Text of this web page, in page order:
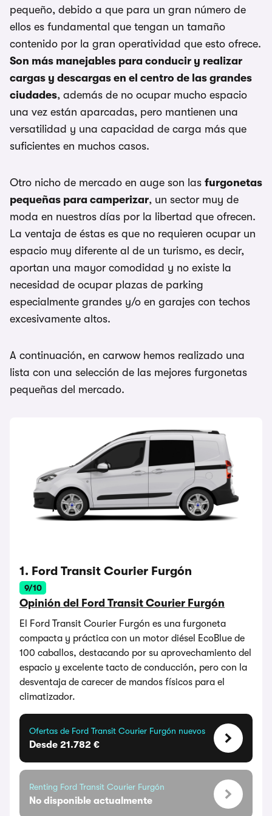
pequeño, debido a que para un gran número de
ellos es fundamental que tengan un tamaño
contenido por la gran operatividad que esto ofrece.
Son más manejables para conducir y realizar
cargas y descargas en el centro de las grandes
ciudades, además de no ocupar mucho espacio
una vez están aparcadas, pero mantienen una
versatilidad y una capacidad de carga más que
suficientes en muchos casos.
Otro nicho de mercado en auge son las furgonetas
pequeñas para camperizar, un sector muy de
moda en nuestros días por la libertad que ofrecen.
La ventaja de éstas es que no requieren ocupar un
espacio muy diferente al de un turismo, es decir,
aportan una mayor comodidad y no existe la
necesidad de ocupar plazas de parking
especialmente grandes y/o en garajes con techos
excesivamente altos.
A continuación, en carwow hemos realizado una
lista con una selección de las mejores furgonetas
pequeñas del mercado.
1. Ford Transit Courier Furgón
9/10
Opinión del Ford Transit Courier Furgón
El Ford Transit Courier Furgón es una furgoneta
compacta y práctica con un motor diésel EcoBlue de
100 caballos, destacando por su aprovechamiento del
espacio y excelente tacto de conducción, pero con la
desventaja de carecer de mandos físicos para el
climatizador.
Ofertas de Ford Transit Courier Furgón nuevos
Desde 21.782 €
Renting Ford Transit Courier Furgón
No disponible actualmente